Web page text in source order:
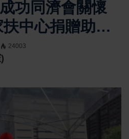
功同濟會關懷
中心捐贈助學
24003